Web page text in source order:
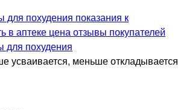
для похудения
меньше откладывается